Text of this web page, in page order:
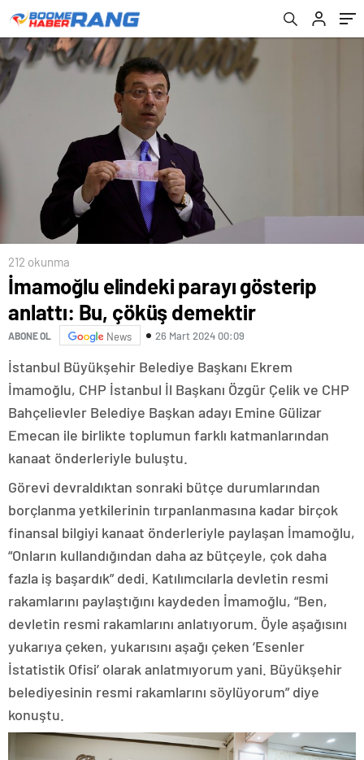
212 okunma
İmamoğlu elindeki parayı gösterip
anlattı: Bu, çöküş demektir
ABONE OL News 26 Mart 2024 00:09
İstanbul Büyükşehir Belediye Başkanı Ekrem
İmamoğlu, CHP İstanbul İl Başkanı Özgür Çelik ve CHP
Bahçelievler Belediye Başkan adayı Emine Gülizar
Emecan ile birlikte toplumun farklı katmanlarından
kanaat önderleriyle buluştu.
Görevi devraldıktan sonraki bütçe durumlarından
borçlanma yetkilerinin tırpanlanmasına kadar birçok
finansal bilgiyi kanaat önderleriyle paylaşan İmamoğlu,
“Onların kullandığından daha az bütçeyle, çok daha
fazla iş başardık” dedi. Katılımcılarla devletin resmi
rakamlarını paylaştığını kaydeden İmamoğlu, “Ben,
devletin resmi rakamlarını anlatıyorum. Öyle aşağısını
yukarıya çeken, yukarısını aşağı çeken ‘Esenler
İstatistik Ofisi’ olarak anlatmıyorum yani. Büyükşehir
belediyesinin resmi rakamlarını söylüyorum” diye
konuştu.